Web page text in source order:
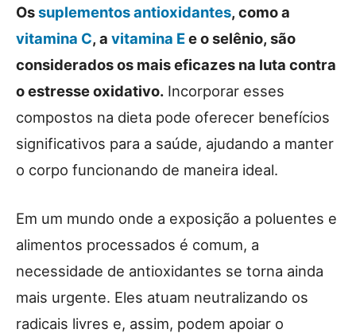
Ossuplementos antioxidantes, como a
vitamina C, a vitamina Ee o selênio, são
considerados os mais eficazes na luta contra
o estresse oxidativo. Incorporar esses
compostos na dieta pode oferecer benefícios
significativos para a saúde, ajudando a manter
o corpo funcionando de maneira ideal.
Em um mundo onde a exposição a poluentes e
alimentos processados é comum, a
necessidade de antioxidantes se torna ainda
mais urgente. Eles atuam neutralizando os
radicais livres e, assim, podem apoiar o